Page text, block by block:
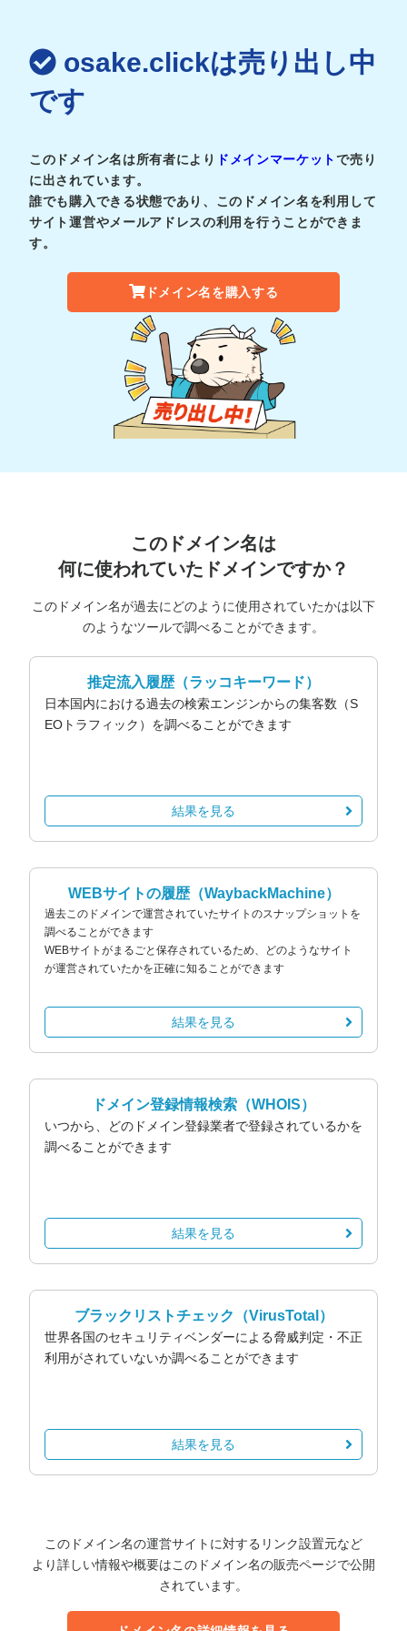
osake.clickは売り出し中
です
このドメイン名は所有者により ドメインマーケットで売り
に出されています。
誰でも購入できる状態であり、このドメイン名を利用して
サイト運営やメールアドレスの利用を行うことができま
す。
ドメイン名を購入する
このドメイン名は
何に使われていたドメインですか？
このドメイン名が過去にどのように使用されていたかは以下
のようなツールで調べることができます。
推定流入履歴（ラッコキーワード）
日本国内における過去の検索エンジンからの集客数（S
EOトラフィック）を調べることができます
結果を見る
WEBサイトの履歴（WaybackMachine）
過去このドメインで運営されていたサイトのスナップショットを
調べることができます
WEBサイトがまるごと保存されているため、どのようなサイト
が運営されていたかを正確に知ることができます
結果を見る
ドメイン登録情報検索 （WHOIS）
いつから、どのドメイン登録業者で登録されているかを
調べることができます
結果を見る
ブラックリストチェック （VirusTotal）
世界各国のセキュリティベンダーによる脅威判定・不正
利用がされていないか調べることができます
結果を見る
このドメイン名の運営サイトに対するリンク設置元など
より詳しい情報や概要はこのドメイン名の販売ページで公開
されています。